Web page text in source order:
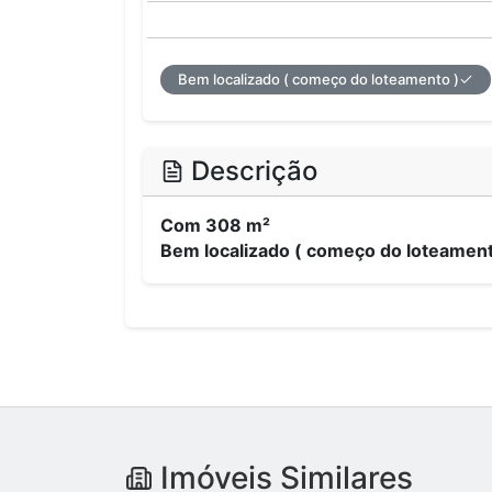
Bem localizado ( começo do loteamento )
Descrição
Com 308 m²
Bem localizado ( começo do
Imóveis Similares